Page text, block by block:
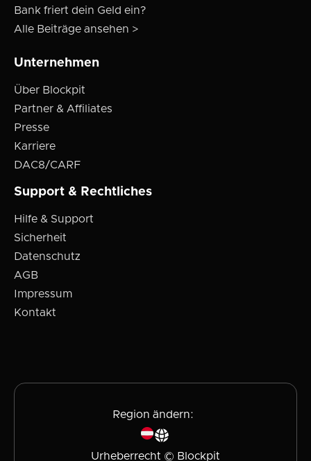
Bank friert dein Geld ein?
Alle Beiträge ansehen >
Unternehmen
Über Blockpit
Partner & Affiliates
Presse
Karriere
DAC8/CARF
Support & Rechtliches
Hilfe & Support
Sicherheit
Datenschutz
AGB
Impressum
Kontakt
Region ändern:
Urheberrecht © Blockpit